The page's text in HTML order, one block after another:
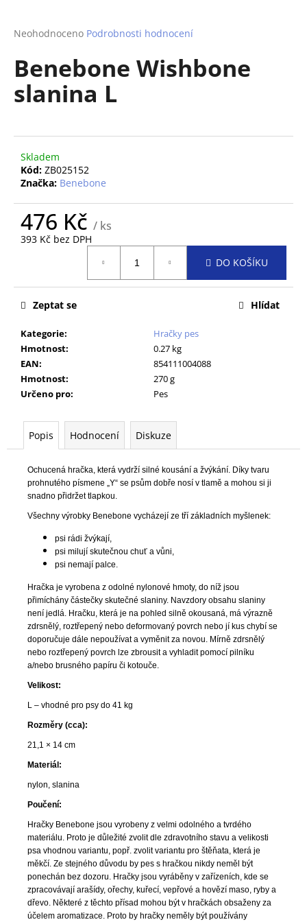
Průměrné
produktu
je
z
Neohodnoceno Podrobnosti hodnocení
Benebone Wishbone
slanina L
Skladem
Kód: ZB025152
Značka: Benebone
476 Kč / ks
393 Kč bez DPH
DO KOŠÍKU
Kategorie:
Hračky pes
Hmotnost:
0.27 kg
EAN:
854111004088
Hmotnost:
270 g
Určeno pro: Pes
Zeptat se Hlídat
Popis Hodnocení Diskuze
Ochucená hračka, která vydrží silné kousání a žvýkání. Díky tvaru
prohnutého písmene „Y“ se psům dobře nosí v tlamě a mohou si ji
snadno přidržet tlapkou.
Všechny výrobky Benebone vycházejí ze tří základních myšlenek:
psi rádi žvýkají,
psi milují skutečnou chuť a vůni,
psi nemají palce.
Hračka je vyrobena z odolné nylonové hmoty, do níž jsou
přimíchány částečky skutečné slaniny. Navzdory obsahu slaniny
není jedlá. Hračku, která je na pohled silně okousaná, má výrazně
zdrsnělý, roztřepený nebo deformovaný povrch nebo jí kus chybí se
doporučuje dále nepoužívat a vyměnit za novou. Mírně zdrsnělý
nebo roztřepený povrch lze zbrousit a vyhladit pomocí pilníku
a/nebo brusného papíru či kotouče.
Velikost:
L – vhodné pro psy do 41 kg
Rozměry (cca):
21,1 × 14 cm
Materiál:
nylon, slanina
Poučení:
Hračky Benebone jsou vyrobeny z velmi odolného a tvrdého
materiálu. Proto je důležité zvolit dle zdravotního stavu a velikosti
psa vhodnou variantu, popř. zvolit variantu pro štěňata, která je
měkčí. Ze stejného důvodu by pes s hračkou nikdy neměl být
ponechán bez dozoru. Hračky jsou vyráběny v zařízeních, kde se
zpracovávají arašídy, ořechy, kuřecí, vepřové a hovězí maso, ryby a
dřevo. Některé z těchto přísad mohou být v hračkách obsaženy za
účelem aromatizace. Proto by hračky neměly být používány
j
t
?
D
o
e
m
e
PODLOŽKA
60X90CM
MY
BAL
10KS